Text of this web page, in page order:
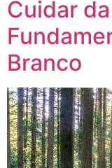
Cuidar
Branco